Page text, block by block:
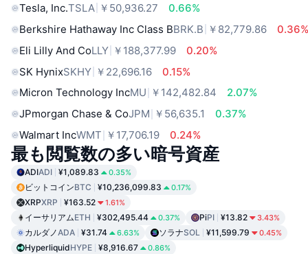
Tesla, Inc.TSLA ￥50,936.27
0.66%
Berkshire Hathaway Inc Class BBRK.B ￥82,779.86
Eli Lilly And CoLLY ￥188,377.99
0.20%
SK HynixSKHY ￥22,696.16
0.15%
Micron Technology IncMU ￥142,482.84
2.07%
JPmorgan Chase & CoJPM ￥56,635.1
0.37%
Walmart IncWMT ￥17,706.19 0.24%
最も閲覧数の多い暗号資産
ADIADI ¥1,089.83 0.35%
ビットコインBTC ¥10,236,099.83 0.17%
XRPXRP ¥163.52 1.61%
イーサリアムETH ¥302,495.44 0.37% PiPI ¥13.82 3.43%
カルダノADA ¥31.74 6.63% ソラナSOL ¥11,599.79 0.45%
HyperliquidHYPE ¥8,916.67 0.86%